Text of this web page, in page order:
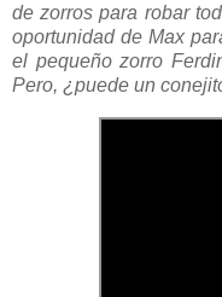
de zorros para robar
oportunidad de Max
el pequeño zorro
Pero, ¿puede un